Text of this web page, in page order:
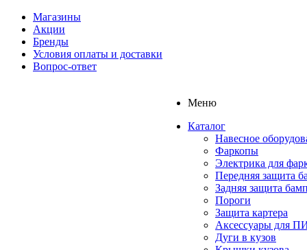
Магазины
Акции
Бренды
Условия оплаты и доставки
Вопрос-ответ
Меню
Каталог
Навесное
Фаркопы
Электрика для
Передняя защита
Задняя защита
Пороги
Защита картера
Аксессуары для
Дуги в кузов